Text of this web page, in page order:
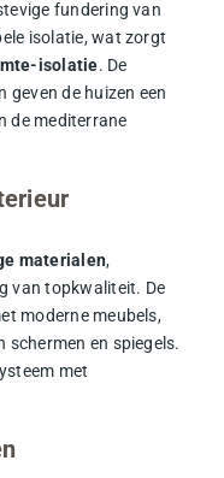
fundering van
isolatie, wat zorgt
isolatie. De
geven de huizen een
de mediterrane
materialen,
van topkwaliteit. De
moderne meubels,
en spiegels.
met